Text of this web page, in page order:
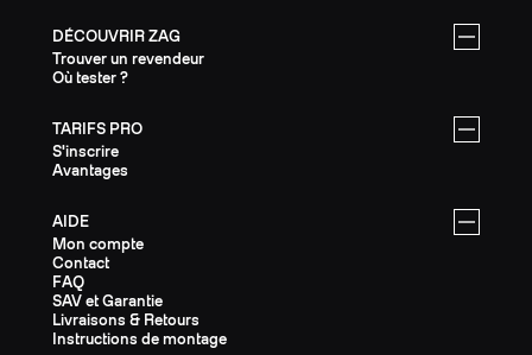
DÉCOUVRIR ZAG
Trouver un revendeur
Où tester ?
TARIFS PRO
S'inscrire
Avantages
AIDE
Mon compte
Contact
FAQ
SAV et Garantie
Livraisons & Retours
Instructions de montage